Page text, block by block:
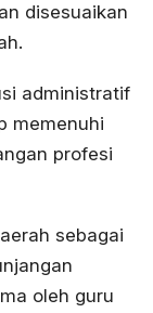
disesuaikan
administratif
memenuhi
profesi
sebagai
oleh guru